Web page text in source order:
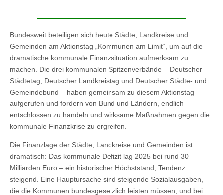
Bundesweit beteiligen sich heute Städte, Landkreise und
Gemeinden am Aktionstag „Kommunen am Limit“, um auf die
dramatische kommunale Finanzsituation aufmerksam zu
machen. Die drei kommunalen Spitzenverbände – Deutscher
Städtetag, Deutscher Landkreistag und Deutscher Städte- und
Gemeindebund – haben gemeinsam zu diesem Aktionstag
aufgerufen und fordern von Bund und Ländern, endlich
entschlossen zu handeln und wirksame Maßnahmen gegen die
kommunale Finanzkrise zu ergreifen.
Die Finanzlage der Städte, Landkreise und Gemeinden ist
dramatisch: Das kommunale Defizit lag 2025 bei rund 30
Milliarden Euro – ein historischer Höchststand, Tendenz
steigend. Eine Hauptursache sind steigende Sozialausgaben,
die die Kommunen bundesgesetzlich leisten müssen, und bei